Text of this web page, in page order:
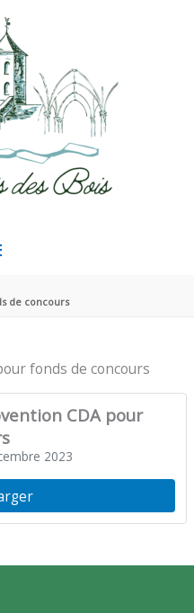
de concours
fonds de concours
CDA pour
2023